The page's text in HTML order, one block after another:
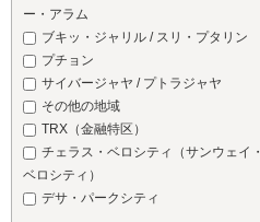
ー・アラム
ブキッ・ジャリル / スリ・プタリン
プチョン
サイバージャヤ / プトラジャヤ
その他の地域
TRX（金融特区）
チェラス・ベロシティ（サンウェイ・
ベロシティ）
デサ・パークシティ